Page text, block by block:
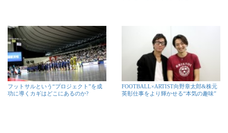
フットサルという“プロジェクト”を成
功に導くカギはどこにあるのか?
FOOTBALL×ARTIST向野章太郎&株元
英彰仕事をより輝かせる“本気の趣味”